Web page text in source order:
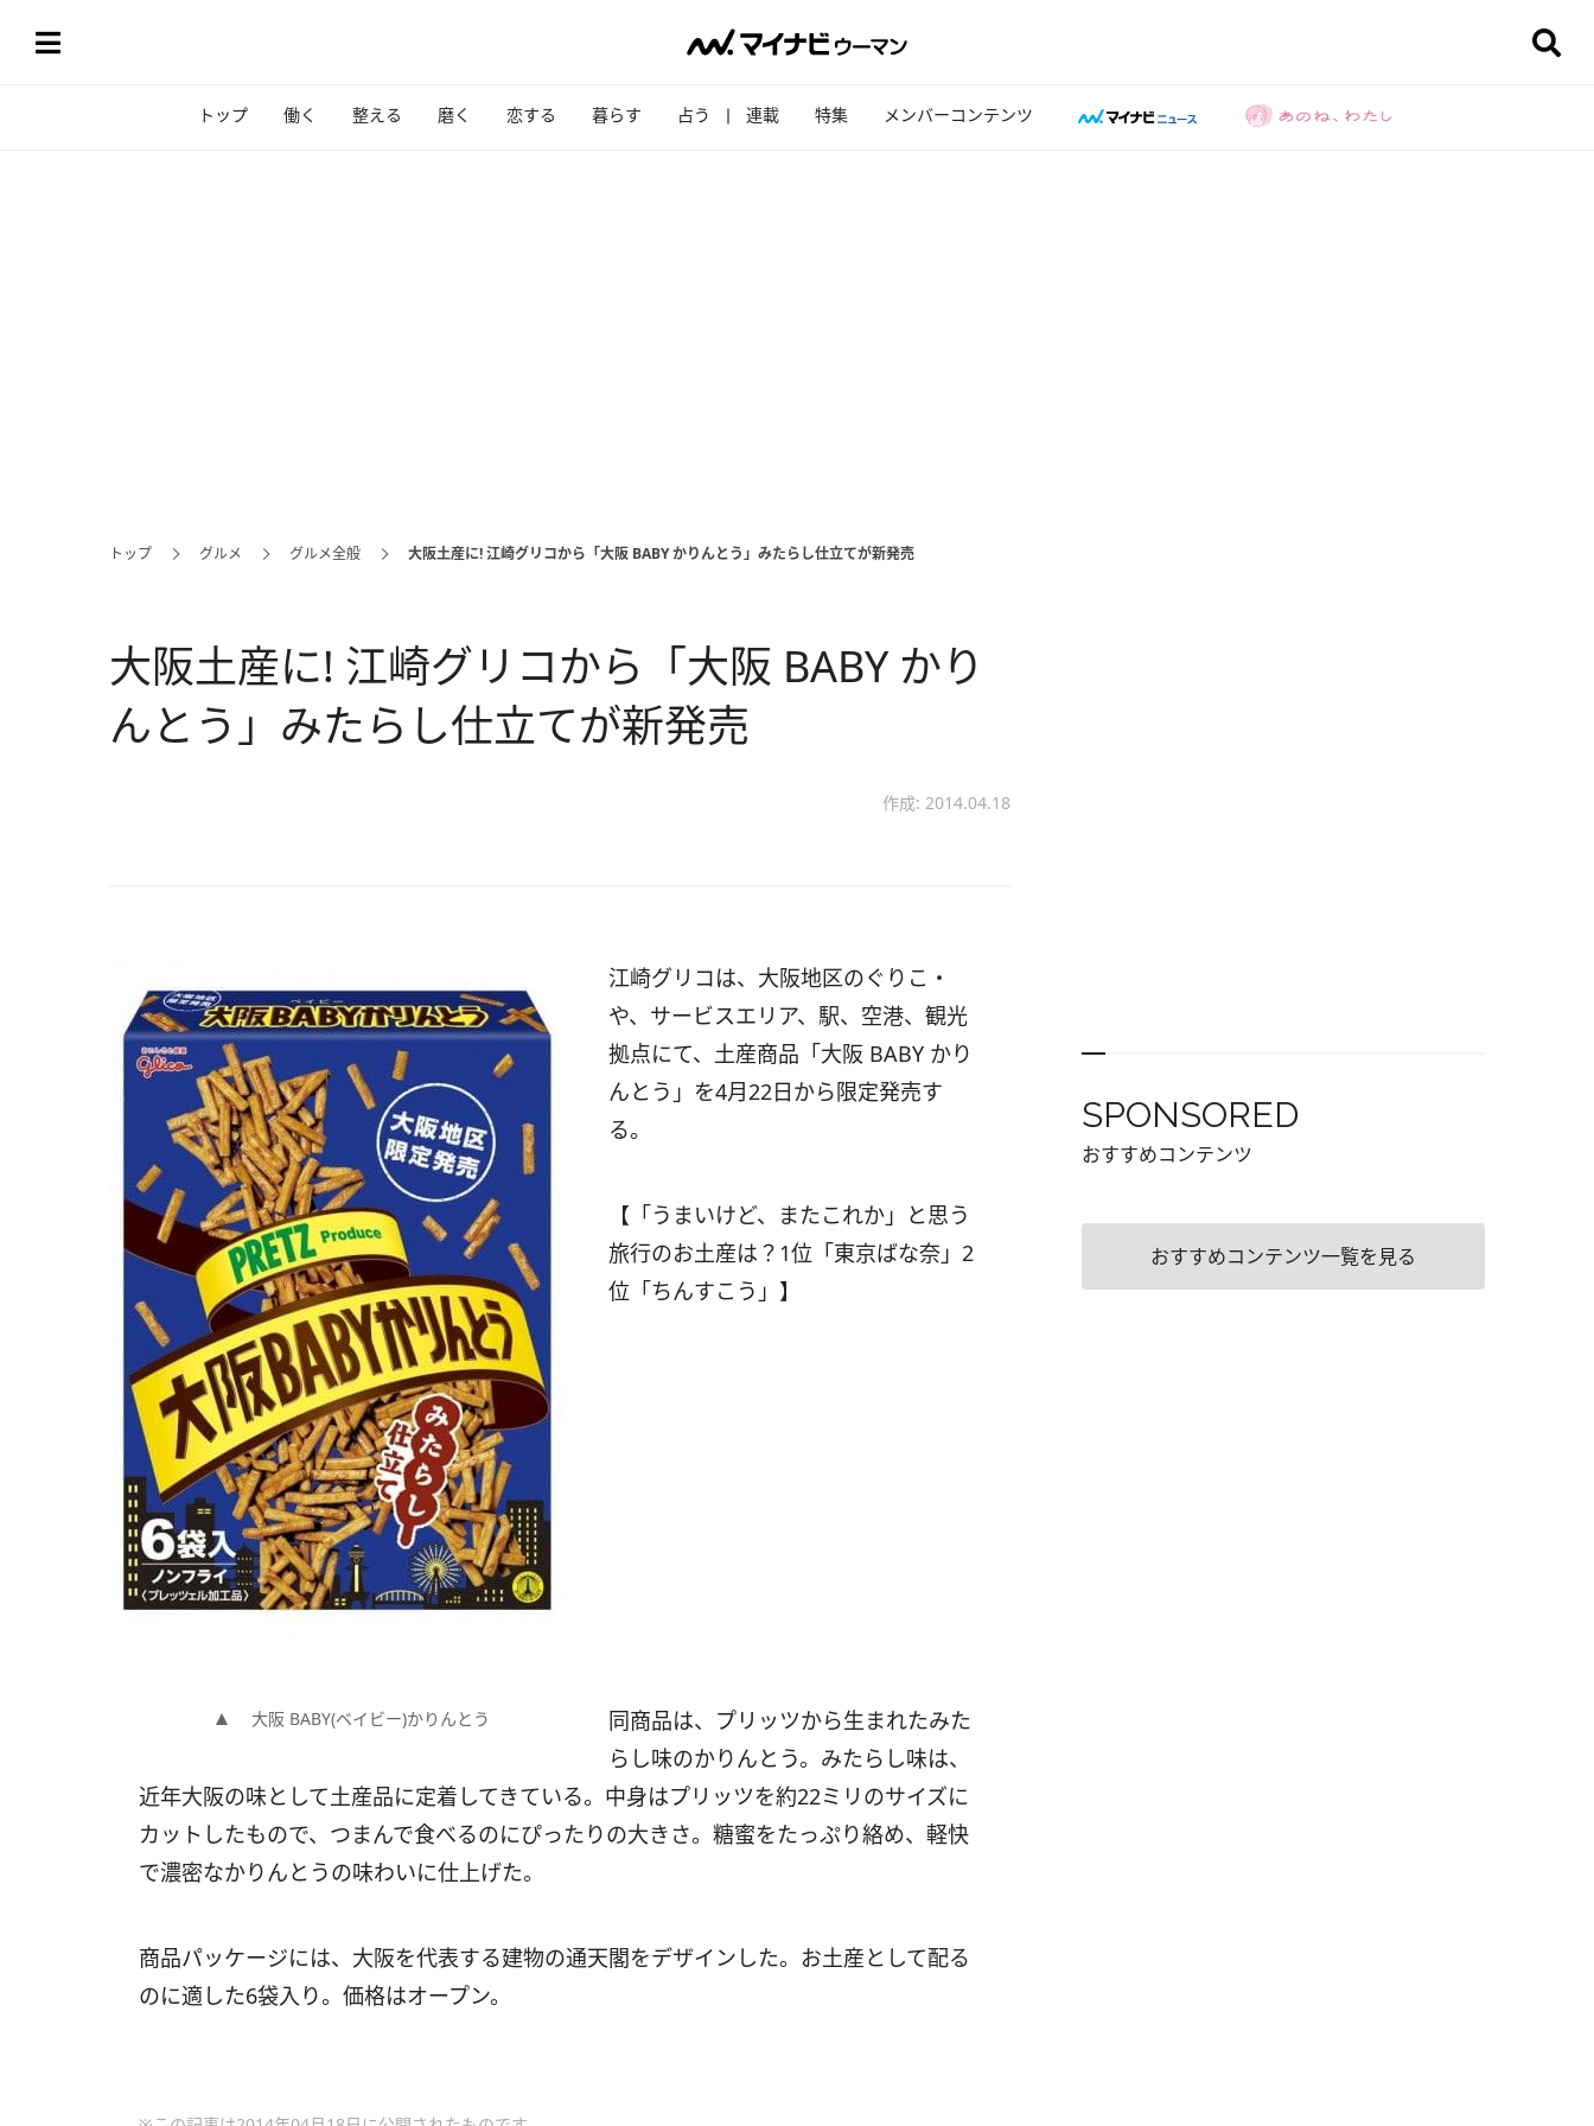
トップ 働く 整える 磨く 恋する 暮らす 占う 連載 特集 メンバーコンテンツ
トップ グルメ グルメ全般 大阪土産に! 江崎グリコから「大阪 BABY かりんとう」みたらし仕立てが新発売
大阪土産に! 江崎グリコから「大阪 BABY かり
んとう」みたらし仕立てが新発売
作成: 2014.04.18
大阪 BABY(ベイビー)かりんとう
江崎グリコは、大阪地区のぐりこ・
や、サービスエリア、駅、空港、観光
拠点にて、土産商品「大阪 BABY かり
んとう」を4月22日から限定発売す
る。
【「うまいけど、またこれか」と思う
旅行のお土産は？1位「東京ばな奈」2
位「ちんすこう」】
同商品は、プリッツから生まれたみた
らし味のかりんとう。みたらし味は、
近年大阪の味として土産品に定着してきている。中身はプリッツを約22ミリのサイズに
カットしたもので、つまんで食べるのにぴったりの大きさ。糖蜜をたっぷり絡め、軽快
で濃密なかりんとうの味わいに仕上げた。
商品パッケージには、大阪を代表する建物の通天閣をデザインした。お土産として配る
のに適した6袋入り。価格はオープン。
SPONSORED
おすすめコンテンツ
おすすめコンテンツ一覧を見る